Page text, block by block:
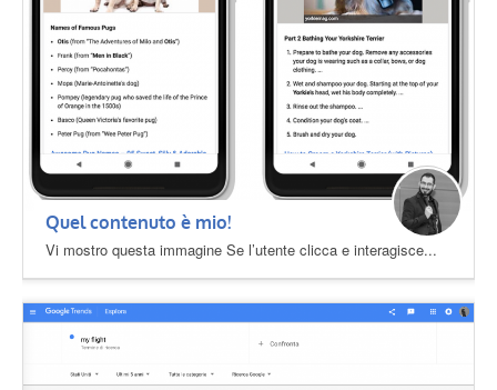
Quel contenuto è mio!
Vi mostro questa immagine Se l’utente clicca e interagisce...